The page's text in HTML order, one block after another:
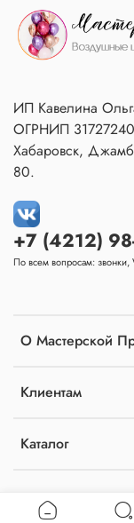
О Мастерской
Клиентам
Каталог
+7 (4212)
По всем вопросам: звонки,
ИП Кавелина
ОГРНИП
Хабаровск,
80.